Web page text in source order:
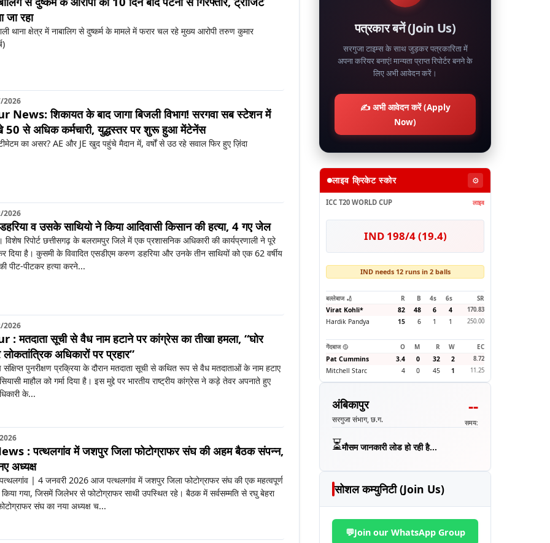
जा रहा
थाना क्षेत्र में नाबालिग से दुष्कर्म के मामले में फरार चल रहे मुख्य आरोपी तरुण कुमार
2026
शिकायत के बाद जागा बिजली विभाग! सरगवा सब स्टेशन में
50 से अधिक कर्मचारी, युद्धस्तर पर शुरू हुआ मेंटेनेंस
का असर? AE और JE खुद पहुंचे मैदान में, वर्षों से उठ रहे सवाल फिर हुए ज़िंदा
2026
व उसके साथियो ने किया आदिवासी किसान की हत्या, 4 गए जेल
रिपोर्ट छत्तीसगढ़ के बलरामपुर जिले में एक प्रशासनिक अधिकारी की कार्यप्रणाली ने पूरे
दिया है। कुसमी के विवादित एसडीएम करुण डहरिया और उनके तीन साथियों को एक 62 वर्षीय
पीट-पीटकर हत्या करने...
2026
सूची से वैध नाम हटाने पर कांग्रेस का तीखा हमला, “घोर
अधिकारों पर प्रहार”
संक्षिप्त पुनरीक्षण प्रक्रिया के दौरान मतदाता सूची से कथित रूप से वैध मतदाताओं के नाम हटाए
माहौल को गर्मा दिया है। इस मुद्दे पर भारतीय राष्ट्रीय कांग्रेस ने कड़े तेवर अपनाते हुए
के...
: पत्थलगांव में जशपुर जिला फोटोग्राफर संघ की अहम बैठक संपन्न,
अध्यक्ष
| 4 जनवरी 2026 आज पत्थलगांव में जशपुर जिला फोटोग्राफर संघ की एक महत्वपूर्ण
गया, जिसमें जिलेभर से फोटोग्राफर साथी उपस्थित रहे। बैठक में सर्वसम्मति से रघु बेहरा
संघ का नया अध्यक्ष च...
पत्रकार बनें (Join Us)
सरगुजा टाइम्स के साथ जुड़कर पत्रकारिता में
अपना करियर बनाएं! मान्यता प्राप्त रिपोर्टर बनने के
लिए अभी आवेदन करें।
✍️ अभी आवेदन करें (Apply
Now)
लाइव क्रिकेट स्कोर ⚙️
ICC T20 WORLD CUP लाइव
IND 198/4 (19.4)
IND needs 12 runs in 2 balls
बल्लेबाज 🏏 R B 4s 6s
SR
Virat Kohli* 82 48 6 4 170.83
Hardik Pandya 15 6 1 1 250.00
गेंदबाज 🥎 O M R W
EC
Pat Cummins
3.4 0 32 2 8.72
Mitchell Starc 4 0 45 1 11.25
अंबिकापुर
सरगुजा संभाग, छ.ग.
--
समय:
⏳मौसम जानकारी लोड हो रही है...
सोशल कम्युनिटी (Join Us)
💬Join our WhatsApp Group